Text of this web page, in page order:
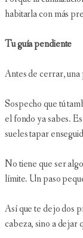
habitarla con más
Tu guía pendiente
Antes de cerrar, una
Sospecho que tú
el fondo ya sabes.
sueles tapar
No tiene que ser
límite. Un paso
Así que te dejo dos
cabeza, sino a dejar